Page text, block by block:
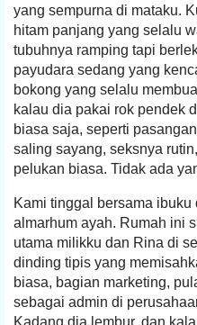
yang sempurna di mataku.
hitam panjang yang selalu
tubuhnya ramping tapi
payudara sedang yang
bokong yang selalu
kalau dia pakai rok pendek
biasa saja, seperti
saling sayang, seksnya
pelukan biasa. Tidak ada
Kami tinggal bersama
almarhum ayah. Rumah ini
utama milikku dan Rina di
dinding tipis yang
biasa, bagian marketing,
sebagai admin di
Kadang dia lembur, dan